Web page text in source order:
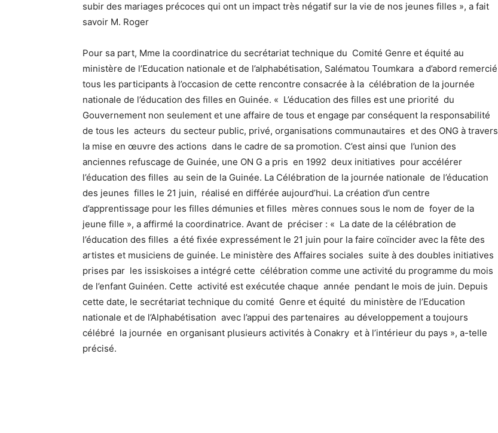
subir des mariages précoces qui ont un impact très négatif sur la vie de nos jeunes filles », a fait
savoir M. Roger
Pour sa part, Mme la coordinatrice du secrétariat technique du Comité Genre et équité au
ministère de l’Education nationale et de l’alphabétisation, Salématou Toumkara a d’abord remercié
tous les participants à l’occasion de cette rencontre consacrée à la célébration de la journée
nationale de l’éducation des filles en Guinée. « L’éducation des filles est une priorité du
Gouvernement non seulement et une affaire de tous et engage par conséquent la responsabilité
de tous les acteurs du secteur public, privé, organisations communautaires et des ONG à travers
la mise en œuvre des actions dans le cadre de sa promotion. C’est ainsi que l’union des
anciennes refuscage de Guinée, une ON G a pris en 1992 deux initiatives pour accélérer
l’éducation des filles au sein de la Guinée. La Célébration de la journée nationale de l’éducation
des jeunes filles le 21 juin, réalisé en différée aujourd’hui. La création d’un centre
d’apprentissage pour les filles démunies et filles mères connues sous le nom de foyer de la
jeune fille », a affirmé la coordinatrice. Avant de préciser : « La date de la célébration de
l’éducation des filles a été fixée expressément le 21 juin pour la faire coïncider avec la fête des
artistes et musiciens de guinée. Le ministère des Affaires sociales suite à des doubles initiatives
prises par les issiskoises a intégré cette célébration comme une activité du programme du mois
de l’enfant Guinéen. Cette activité est exécutée chaque année pendant le mois de juin. Depuis
cette date, le secrétariat technique du comité Genre et équité du ministère de l’Education
nationale et de l’Alphabétisation avec l’appui des partenaires au développement a toujours
célébré la journée en organisant plusieurs activités à Conakry et à l’intérieur du pays », a-telle
précisé.